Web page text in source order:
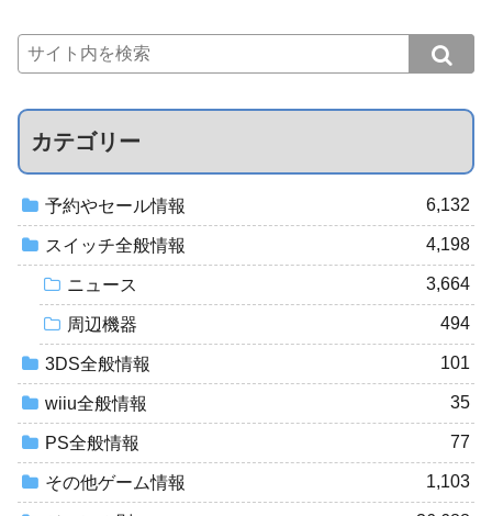
カテゴリー
予約やセール情報 6,132
スイッチ全般情報 4,198
ニュース 3,664
周辺機器 494
3DS全般情報 101
wiiu全般情報 35
PS全般情報 77
その他ゲーム情報 1,103